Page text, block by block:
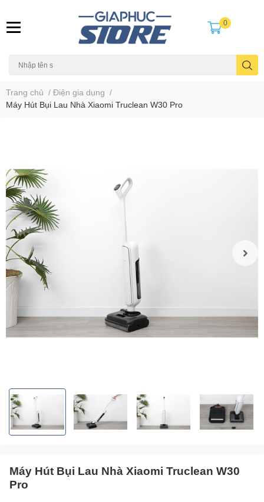
0
Trang chủ / Điện gia dụng /
Máy Hút Bụi Lau Nhà Xiaomi Truclean W30 Pro
Máy Hút Bụi Lau Nhà Xiaomi Truclean W30
Pro